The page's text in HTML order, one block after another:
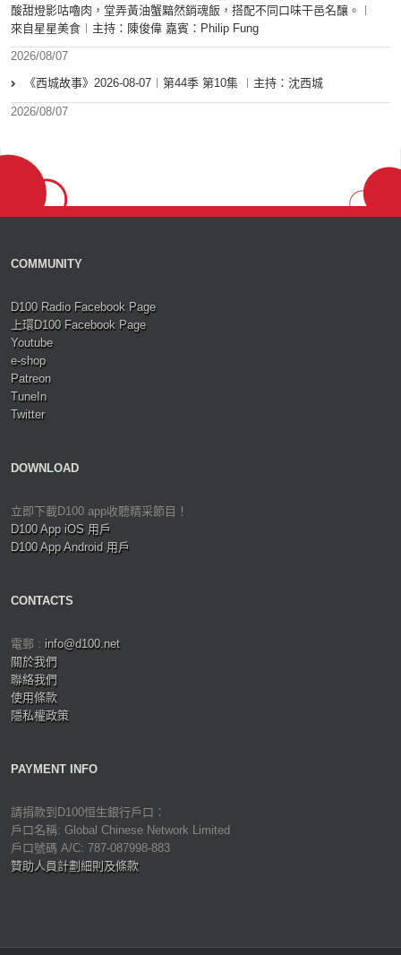
酸甜燈影咕嚕肉，堂弄黃油蟹黯然銷魂飯，搭配不同口味干邑名釀。︱
來自星星美食︱主持：陳俊偉 嘉賓：Philip Fung
2026/08/07
《西城故事》2026-08-07︱第44季 第10集 ︱主持：沈西城
2026/08/07
COMMUNITY
D100 Radio Facebook Page
上環D100 Facebook Page
Youtube
e-shop
Patreon
TuneIn
Twitter
DOWNLOAD
立即下載D100 app收聽精采節目！
D100 App iOS 用戶
D100 App Android 用戶
CONTACTS
電郵 : info@d100.net
關於我們
聯絡我們
使用條款
隱私權政策
PAYMENT INFO
請捐款到D100恒生銀行戶口：
戶口名稱: Global Chinese Network Limited
戶口號碼 A/C: 787-087998-883
贊助人員計劃細則及條款